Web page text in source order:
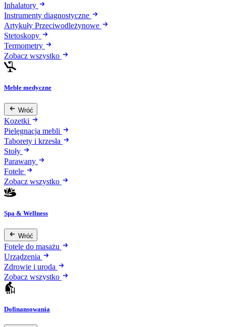
Inhalatory
Instrumenty diagnostyczne
Artykuły Przeciwodleżynowe
Stetoskopy
Termometry
Zobacz wszystko
Meble medyczne
Wróć
Kozetki
Pielęgnacja mebli
Taborety i krzesła
Stoły
Parawany
Fotele
Zobacz wszystko
Spa & Wellness
Wróć
Fotele do masażu
Urządzenia
Zdrowie i uroda
Zobacz wszystko
Dofinansowania